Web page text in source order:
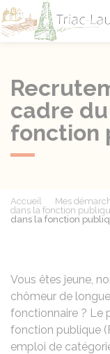
cadre
fonction
Accueil Mes
dans la fonction
dans la fonction
Vous êtes jeune,
chômeur de
fonctionnaire ? Le
fonction publique
emploi de